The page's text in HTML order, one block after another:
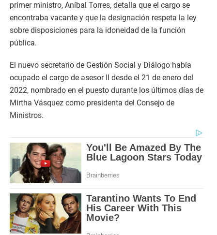
primer ministro, Aníbal Torres, detalla que el cargo se
encontraba vacante y que la designación respeta la ley
sobre disposiciones para la idoneidad de la función
pública.
El nuevo secretario de Gestión Social y Diálogo había
ocupado el cargo de asesor II desde el 21 de enero del
2022, nombrado en el puesto durante los últimos días de
Mirtha Vásquez como presidenta del Consejo de
Ministros.